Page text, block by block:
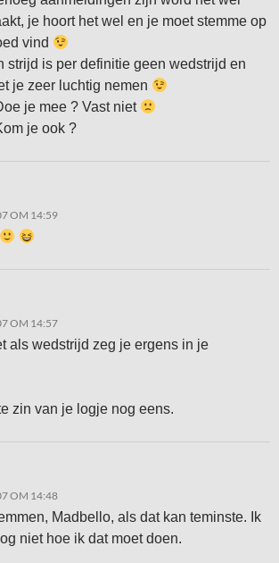
je hoort het wel en je moet stemme op
vind
strijd is per definitie geen wedstrijd en
je zeer luchtig nemen
je mee ? Vast niet
je ook ?
OM 14:59
OM 14:57
als wedstrijd zeg je ergens in je
zin van je logje nog eens.
OM 14:48
Madbello, als dat kan teminste. Ik
niet hoe ik dat moet doen.